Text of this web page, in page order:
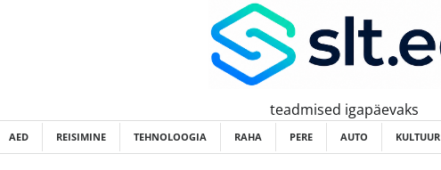
teadmised igapäevaks
AED REISIMINE TEHNOLOOGIA RAHA PERE AUTO KULTUUR